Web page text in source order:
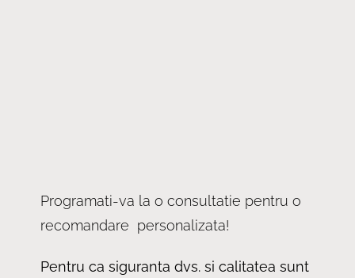
Programati-va la o consultatie pentru o
recomandare personalizata!
Pentru ca siguranta dvs. si calitatea sunt